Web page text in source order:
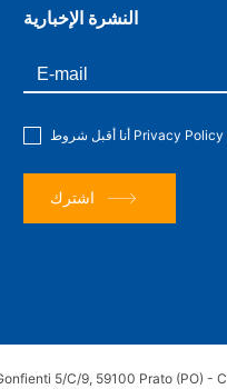
النشرة الإخبارية
أنا أقبل شروط Privacy Policy
اشترك
5/C/9, 59100 Prato (PO)